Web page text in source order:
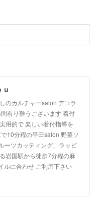
のカルチャーsalon デコラ
有り難うございます 着付
用的で 楽しい着付指導を
10分程の平田salon 野菜ソ
ーツカッティング、ラッピ
岩国駅から徒歩7分程の麻
ルに合わせ ご利用下さい